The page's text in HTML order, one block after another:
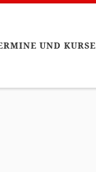
UND KURSE